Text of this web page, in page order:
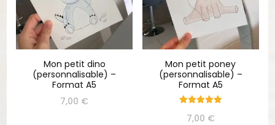
Mon petit dino
(personnalisable) –
Format A5
7,00 €
Mon petit poney
(personnalisable) –
Format A5
5.00
7,00 €